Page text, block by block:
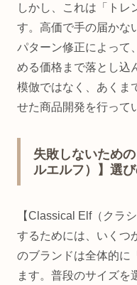
しかし、これは「トレ
す。高価で手の届かな
パターン修正によって
める価格まで落とし込
模倣ではなく、あくま
せた商品開発を行って
失敗しないため
ルエルフ）】選
【Classical Elf（クラ
するためには、いくつ
のブランドは全体的に
ます。普段のサイズを